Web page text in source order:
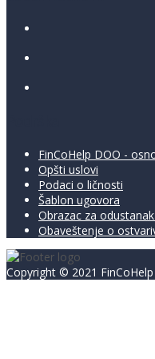
FinCoHelp DOO -
Opšti uslovi
Podaci o ličnosti
Šablon ugovora
Obrazac za
Obaveštenje o
Copyright © 2021 FinCoHelp